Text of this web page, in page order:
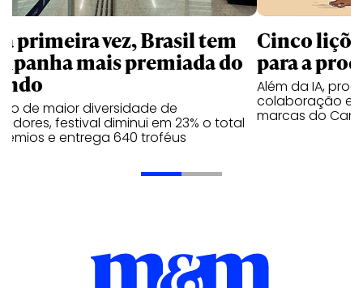
primeira vez, Brasil tem
mais premiada do
de maior diversidade de
festival diminui em 23% o total
e entrega 640 troféus
Cinco
para a
Além da IA,
colaboração e
marcas do